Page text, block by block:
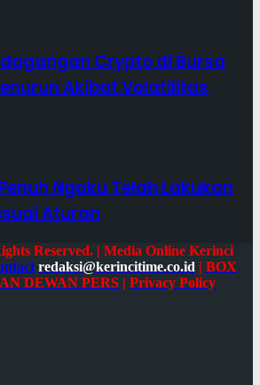
Crypto di Bursa
Akibat Volatilitas
Ngaku Telah Lakukan
Aturan
Reserved. | Media Online Kerinci
redaksi@kerincitime.co.id | BOX
DEWAN PERS | Privacy Policy